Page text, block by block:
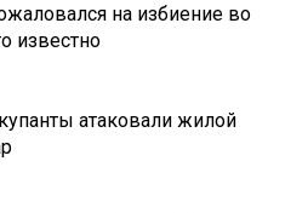
на избиение во
известно
атаковали жилой